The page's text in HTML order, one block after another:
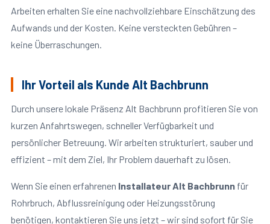
Arbeiten erhalten Sie eine nachvollziehbare Einschätzung des
Aufwands und der Kosten. Keine versteckten Gebühren –
keine Überraschungen.
Ihr Vorteil als Kunde Alt Bachbrunn
Durch unsere lokale Präsenz Alt Bachbrunn profitieren Sie von
kurzen Anfahrtswegen, schneller Verfügbarkeit und
persönlicher Betreuung. Wir arbeiten strukturiert, sauber und
effizient – mit dem Ziel, Ihr Problem dauerhaft zu lösen.
Wenn Sie einen erfahrenen Installateur Alt Bachbrunnfür
Rohrbruch, Abflussreinigung oder Heizungsstörung
benötigen, kontaktieren Sie uns jetzt – wir sind sofort für Sie